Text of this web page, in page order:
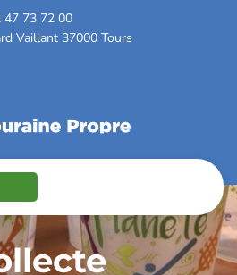
47 73 72 00
Vaillant 37000 Tours